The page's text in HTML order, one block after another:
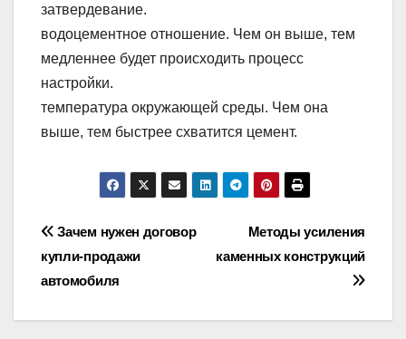
затвердевание.
водоцементное отношение. Чем он выше, тем
медленнее будет происходить процесс
настройки.
температура окружающей среды. Чем она
выше, тем быстрее схватится цемент.
Навигация
по
записям
Методы усиления
каменных конструкций
Зачем нужен договор
купли-продажи
автомобиля